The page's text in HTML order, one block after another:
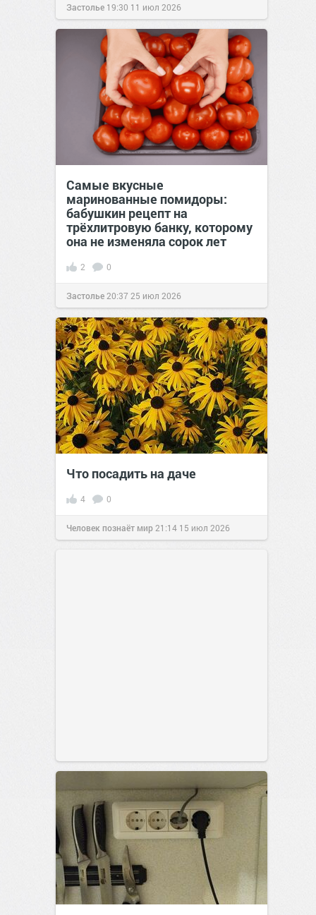
Застолье 19:30 11 июл 2026
Самые вкусные
маринованные помидоры:
бабушкин рецепт на
трёхлитровую банку, которому
она не изменяла сорок лет
2 0
Застолье 20:37 25 июл 2026
Что посадить на даче
4 0
Человек познаёт мир 21:14 15 июл 2026